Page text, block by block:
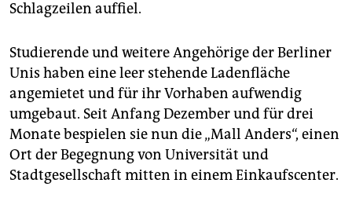
Schlagzeilen auffiel.
Studierende und weitere Angehörige der Berliner
Unis haben eine leer stehende Ladenfläche
angemietet und für ihr Vorhaben aufwendig
umgebaut. Seit Anfang Dezember und für drei
Monate bespielen sie nun die „Mall Anders“, einen
Ort der Begegnung von Universität und
Stadtgesellschaft mitten in einem Einkaufscenter.